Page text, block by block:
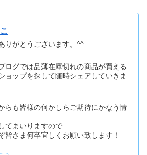
りがとうございます。^^
ログでは品薄在庫切れの商品が買える
ョップを探して随時シェアしていきま
らも皆様の何かしらご期待にかなう情
てまいりますので
皆さま何卒宜しくお願い致します！